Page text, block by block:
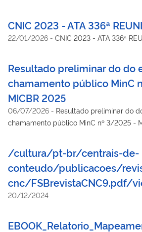
CNIC 2023 - ATA 336ª
22/01/2026 - CNIC 2023 - ATA 336ª
Resultado preliminar do do
chamamento público MinC
MICBR 2025
06/07/2026 - Resultado preliminar do
chamamento público MinC nº 3/2025 -
/cultura/pt-br/centrais-de-
conteudo/publicacoes/
cnc/FSBrevistaCNC9.pdf/
20/12/2024